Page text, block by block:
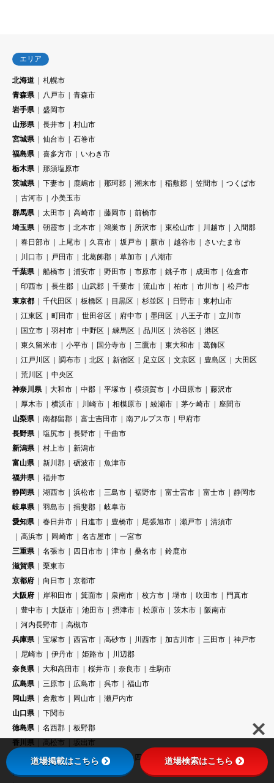
エリア
北海道
札幌市
青森県
八戸市
青森市
岩手県
盛岡市
山形県
長井市
村山市
宮城県
仙台市
石巻市
福島県
喜多方市
いわき市
栃木県
那須塩原市
茨城県
下妻市 鹿嶋市 那珂郡 潮来市 稲敷郡 笠間市
つくば市
古河市
小美玉市
群馬県
太田市 高崎市 藤岡市
前橋市
埼玉県
朝霞市 北本市 鴻巣市 所沢市 東松山市 川越市
入間郡
春日部市
上尾市 久喜市 坂戸市 蕨市 越谷市
さいたま市
川口市
戸田市 北葛飾郡 草加市
八潮市
千葉県
船橋市 浦安市 野田市 市原市 銚子市 成田市
佐倉市
印西市
長生郡 山武郡 千葉市 流山市 柏市 市川市
松戸市
東京都
千代田区 板橋区 目黒区 杉並区 日野市
東村山市
江東区
町田市 世田谷区 府中市 墨田区 八王子市
立川市
国立市
羽村市 中野区 練馬区 品川区 渋谷区
港区
東久留米市
小平市 国分寺市 三鷹市 東大和市
葛飾区
江戸川区
調布市 北区 新宿区 足立区 文京区 豊島区
大田区
荒川区
中央区
神奈川県
大和市 中郡 平塚市 横須賀市 小田原市
藤沢市
厚木市
横浜市 川崎市 相模原市 綾瀬市 茅ケ崎市
座間市
山梨県
南都留郡 富士吉田市 南アルプス市
甲府市
長野県
塩尻市 長野市
千曲市
新潟県
村上市
新潟市
富山県
新川郡 砺波市
魚津市
福井県
福井市
静岡県
湖西市 浜松市 三島市 裾野市 富士宮市 富士市
静岡市
岐阜県
羽島市 揖斐郡
岐阜市
愛知県
春日井市 日進市 豊橋市 尾張旭市 瀬戸市
清須市
高浜市
岡崎市 名古屋市
一宮市
三重県
名張市 四日市市 津市 桑名市
鈴鹿市
滋賀県
栗東市
京都府
向日市
京都市
大阪府
岸和田市 箕面市 泉南市 枚方市 堺市 吹田市
門真市
豊中市
大阪市 池田市 摂津市 松原市 茨木市
阪南市
河内長野市
高槻市
兵庫県
宝塚市 西宮市 高砂市 川西市 加古川市 三田市
神戸市
尼崎市
伊丹市 姫路市
川辺郡
奈良県
大和高田市 桜井市 奈良市
生駒市
広島県
三原市 広島市 呉市
福山市
岡山県
倉敷市 岡山市
瀬戸内市
山口県
下関市
徳島県
名西郡
板野郡
香川県
高松市
坂出市
愛媛県
伊予市 松山市 今治市
四国中央市
高知県
道場掲載はこちら 道場検索はこちら